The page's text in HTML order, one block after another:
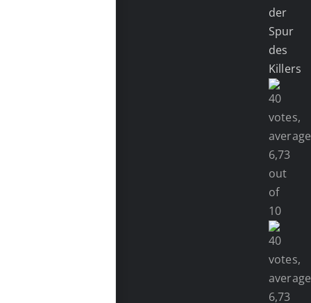
der
Spur
des
Killers